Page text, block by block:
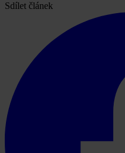
Sdílet článek